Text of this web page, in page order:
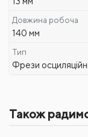
Довжина робоча
140 мм
Тип
Фрези осциляційні
Також